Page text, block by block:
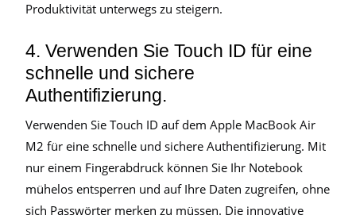
Produktivität unterwegs zu steigern.
4. Verwenden Sie Touch ID für eine
schnelle und sichere
Authentifizierung.
Verwenden Sie Touch ID auf dem Apple MacBook Air
M2 für eine schnelle und sichere Authentifizierung. Mit
nur einem Fingerabdruck können Sie Ihr Notebook
mühelos entsperren und auf Ihre Daten zugreifen, ohne
sich Passwörter merken zu müssen. Die innovative